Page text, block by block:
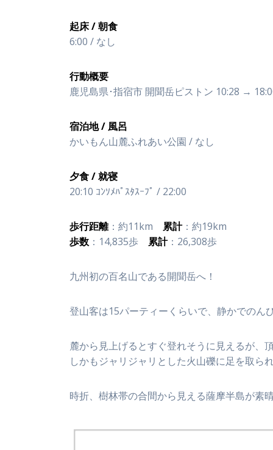
起床 / 朝食
6:00 / なし
行動概要
鹿児島県･指宿市 開聞岳ピストン 10:28 →
宿泊地 / 風呂
かいもん山麓ふれあい公園 / なし
夕食 / 就寝
20:10 ｺﾝｿﾒﾊﾟｽﾀｽｰﾌﾟ / 22:00
歩行距離：約11km 累計：約19km
歩数 ：14,835歩 累計：26,308歩
九州初の百名山である開聞岳へ！
登山客は15パーティーくらいで、静かでのん
麓から見上げるとすぐ登れそうに見えるが、
しかもジャリジャリとした火山礫に足を取ら
時折、樹林帯の合間から見える薩摩半島が素